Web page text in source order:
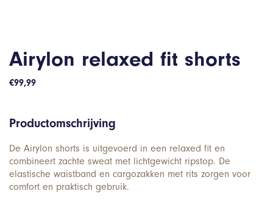
Airylon relaxed fit shorts
€99,99
Productomschrijving
De Airylon shorts is uitgevoerd in een relaxed fit en
combineert zachte sweat met lichtgewicht ripstop. De
elastische waistband en cargozakken met rits zorgen voor
comfort en praktisch gebruik.